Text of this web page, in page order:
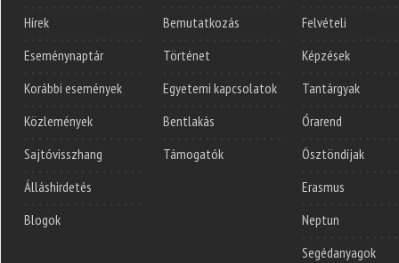
Hírek
Eseménynaptár
Korábbi események
Közlemények
Sajtóvisszhang
Álláshirdetés
Blogok
Bemutatkozás
Történet
Egyetemi kapcsolatok
Bentlakás
Támogatók
Felvételi
Képzések
Tantárgyak
Órarend
Ösztöndíjak
Erasmus
Neptun
Segédanyagok